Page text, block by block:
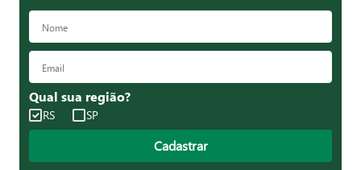
Qual sua região?
RS SP
Cadastrar